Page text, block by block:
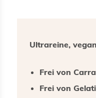
Ultrareine,
Frei von
Frei von